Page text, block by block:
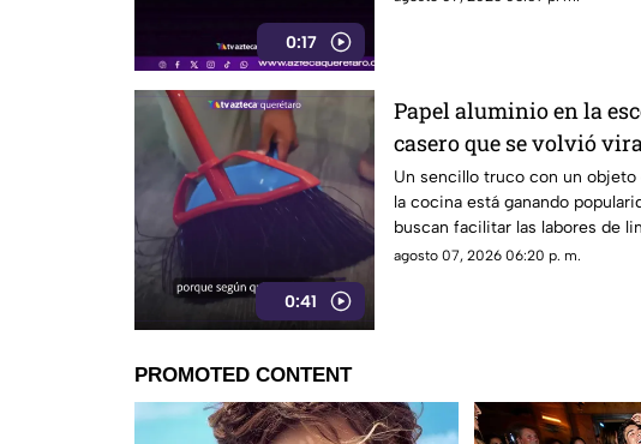
0:17
0:41
Papel aluminio en la
casero que se volvió
Un sencillo truco con un objeto
la cocina está ganando
buscan facilitar las labores de
agosto 07, 2026 06:20 p. m.